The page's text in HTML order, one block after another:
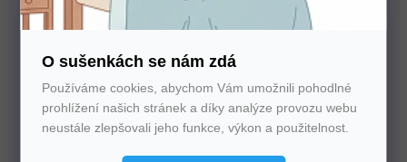
O sušenkách se nám zdá
Používáme cookies, abychom Vám umožnili pohodlné
prohlížení našich stránek a díky analýze provozu webu
neustále zlepšovali jeho funkce, výkon a použitelnost.
PŘIDAT DO KOŠÍKU